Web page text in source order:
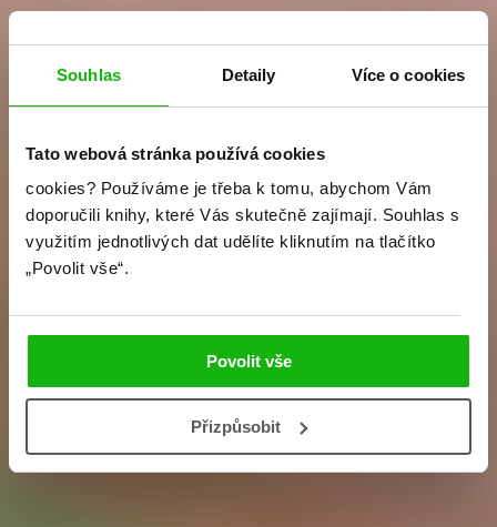
Souhlas Detaily Více o cookies
Tato webová stránka používá cookies
cookies? Používáme je třeba k tomu, abychom Vám
doporučili knihy, které Vás skutečně zajímají. Souhlas s
využitím jednotlivých dat udělíte kliknutím na tlačítko
„Povolit vše“.
Povolit vše
Přizpůsobit